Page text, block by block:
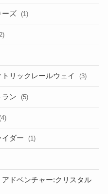
ーズ (1)
リックレールウェイ (3)
ラン (5)
イダー (1)
ドベンチャー:クリスタル